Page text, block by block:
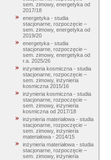
sem. zimowy, energetyka od
2017/18
energetyka - studia
stacjonarne, rozpoczęcie –
sem. zimowy, energetyka od
2019/20
energetyka - studia
stacjonarne, rozpoczęcie –
sem. zimowy, energetyka od
r.a. 2025/26
inżynieria kosmiczna - studia
stacjonarne, rozpoczęcie –
sem. zimowy, inżynieria
kosmiczna 2015/16
inżynieria kosmiczna - studia
stacjonarne, rozpoczęcie –
sem. zimowy, inżynieria
kosmiczna od 2017/18
inżynieria materiałowa - studia
stacjonarne, rozpoczęcie –
sem. zimowy, inżynieria
materiałowa - 2014/15
inżynieria materiałowa - studia
stacjonarne, rozpoczęcie –
sem. zimowy, inżynieria